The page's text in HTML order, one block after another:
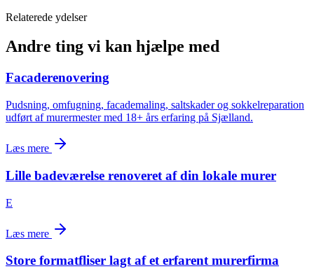
Relaterede ydelser
Andre ting vi kan hjælpe med
Facaderenovering
Pudsning, omfugning, facademaling, saltskader og sokkelreparation
udført af murermester med 18+ års erfaring på Sjælland.
Læs mere
Lille badeværelse renoveret af din lokale murer
E
Læs mere
Store formatfliser lagt af et erfarent murerfirma